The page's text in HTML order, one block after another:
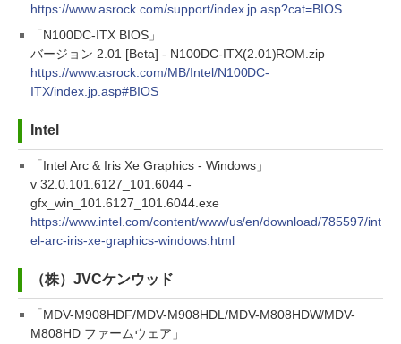
https://www.asrock.com/support/index.jp.asp?cat=BIOS
「N100DC-ITX BIOS」
バージョン 2.01 [Beta] - N100DC-ITX(2.01)ROM.zip
https://www.asrock.com/MB/Intel/N100DC-
ITX/index.jp.asp#BIOS
Intel
「Intel Arc & Iris Xe Graphics - Windows」
v 32.0.101.6127_101.6044 -
gfx_win_101.6127_101.6044.exe
https://www.intel.com/content/www/us/en/download/785597/int
el-arc-iris-xe-graphics-windows.html
（株）JVCケンウッド
「MDV-M908HDF/MDV-M908HDL/MDV-M808HDW/MDV-
M808HD ファームウェア」